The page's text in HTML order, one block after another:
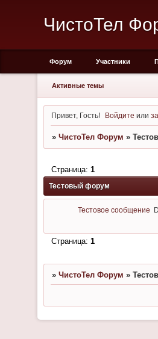
ЧистоТел
Форум Участники
Активные темы
Привет, Гость! Войдите или
» ЧистоТел Форум »
Тестовый форум
Страница: 1
Тестовое сообщение
Страница: 1
» ЧистоТел Форум »